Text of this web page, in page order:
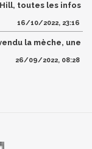
toutes les infos
16/10/2022, 23:16
la mèche, une
26/09/2022, 08:28